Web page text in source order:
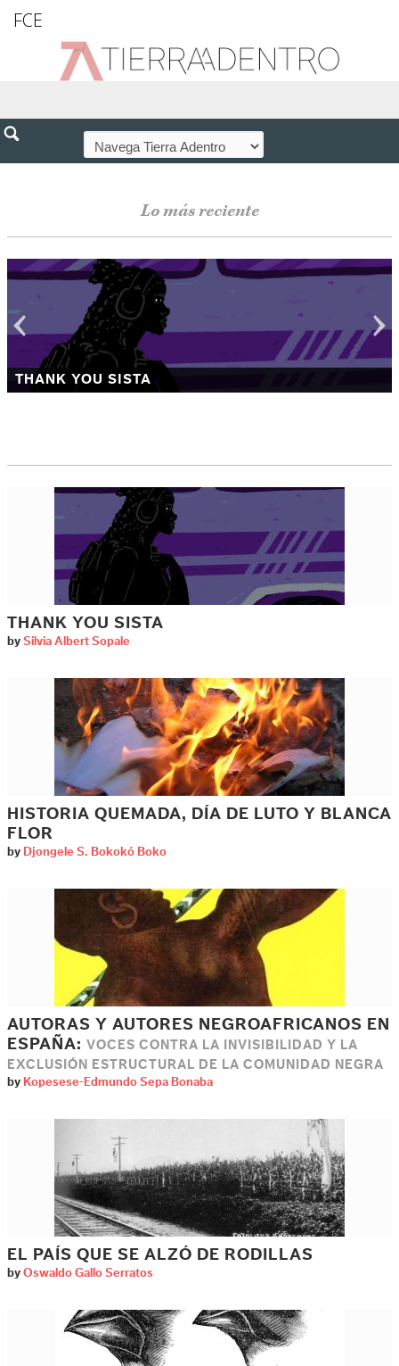
FCE
Lo más reciente
THANK YOU SISTA
THANK YOU SISTA
by Silvia Albert Sopale
HISTORIA QUEMADA, DÍA DE LUTO Y BLANCA
FLOR
by Djongele S. Bokokó Boko
AUTORAS Y AUTORES NEGROAFRICANOS EN
ESPAÑA: VOCES CONTRA LA INVISIBILIDAD Y LA
EXCLUSIÓN ESTRUCTURAL DE LA COMUNIDAD NEGRA
by Kopesese-Edmundo Sepa Bonaba
EL PAÍS QUE SE ALZÓ DE RODILLAS
by Oswaldo Gallo Serratos